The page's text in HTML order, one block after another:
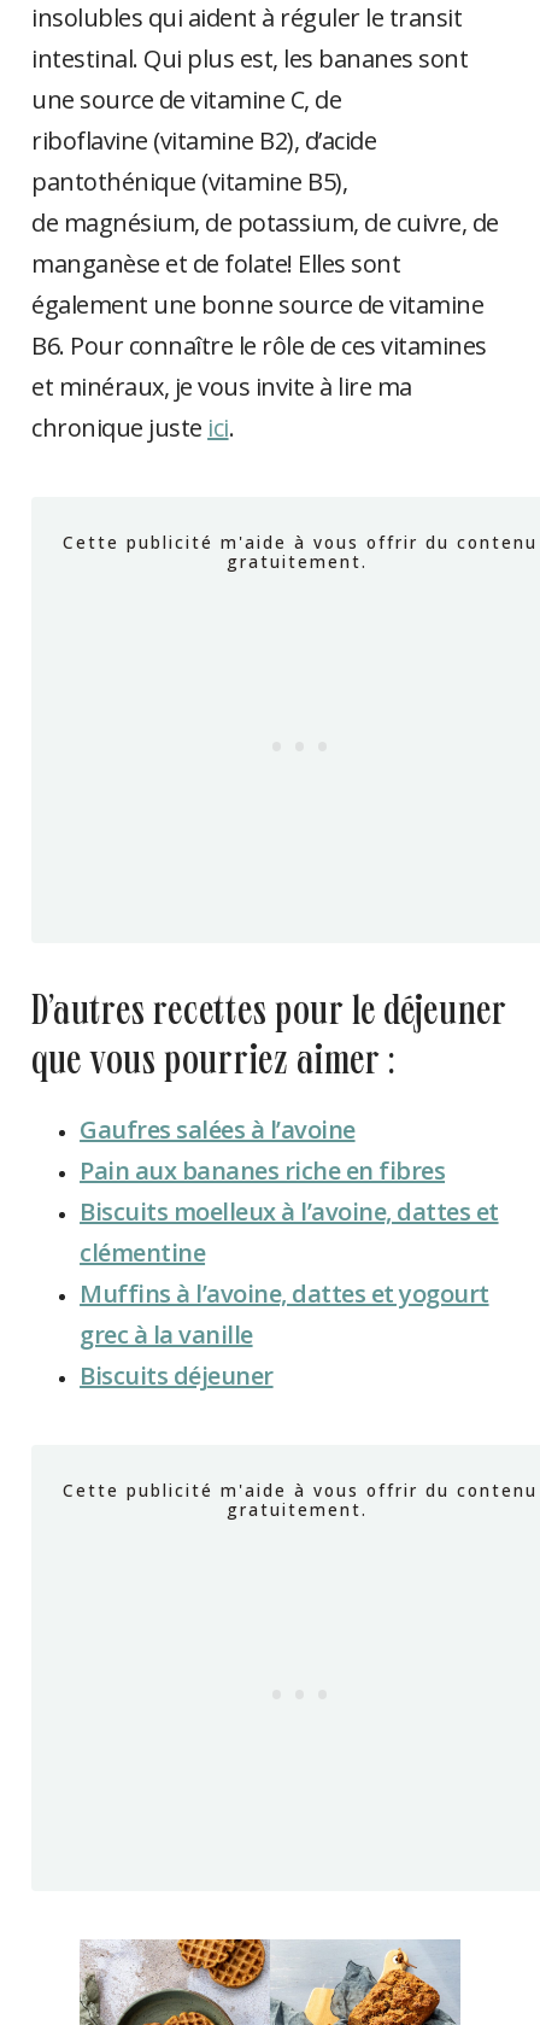
insolubles qui aident à réguler le transit
intestinal. Qui plus est, les bananes sont
une source de vitamine C, de
riboflavine (vitamine B2), d’acide
pantothénique (vitamine B5),
de magnésium, de potassium, de cuivre, de
manganèse et de folate! Elles sont
également une bonne source de vitamine
B6. Pour connaître le rôle de ces vitamines
et minéraux, je vous invite à lire ma
chronique juste ici.
d’autres recettes pour le déjeuner
que vous pourriez aimer :
Gaufres salées à l’avoine
Pain aux bananes riche en fibres
Biscuits moelleux à l’avoine, dattes et
clémentine
Muffins à l’avoine, dattes et yogourt
grec à la vanille
Biscuits déjeuner